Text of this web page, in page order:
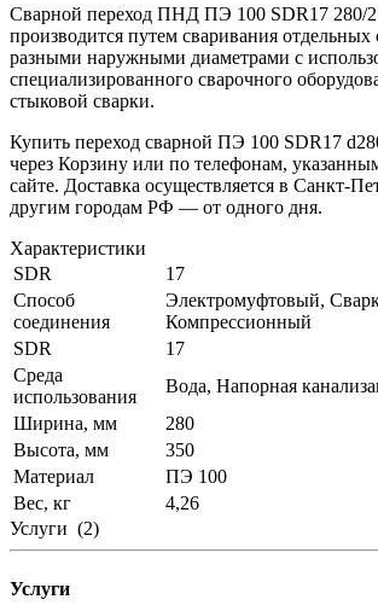
Сварной переход ПНД ПЭ 100 SDR17 280/
производится путем сваривания отдельных
разными наружными диаметрами с
специализированного сварочного
стыковой сварки.
Купить переход сварной ПЭ 100 SDR17
через Корзину или по телефонам,
сайте. Доставка осуществляется в Санкт-
другим городам РФ — от одного дня.
Характеристики
SDR
17
Способ
соединения
Электромуфтовый,
Компрессионный
SDR
17
Среда
использования
Вода, Напорная
Ширина, мм
280
Высота, мм
350
Материал
ПЭ 100
Вес, кг
4,26
Услуги (2)
Услуги